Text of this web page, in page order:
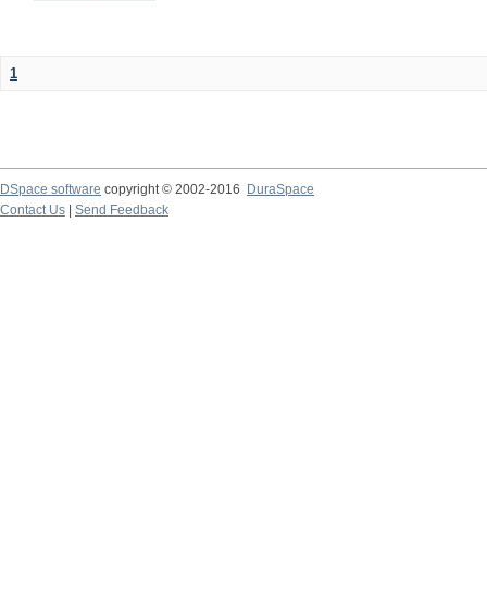
1
DSpace software copyright © 2002-2016
DuraSpace
Contact Us
Send Feedback